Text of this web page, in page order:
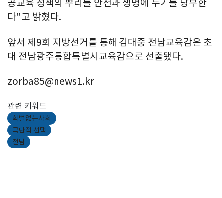
공교육 정책의 뿌리를 안전과 생명에 두기를 당부한
다"고 밝혔다.
앞서 제9회 지방선거를 통해 김대중 전남교육감은 초
대 전남광주통합특별시교육감으로 선출됐다.
zorba85@news1.kr
관련 키워드
학벌없는사회
극단적 선택
전남